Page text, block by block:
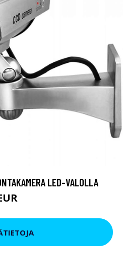
LED-VALOLLA